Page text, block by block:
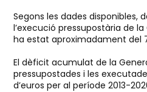
Segons les dades disponibles,
l’execució pressupostària de
ha estat aproximadament del
El dèficit acumulat de la
pressupostades i les
d’euros per al període 2013-